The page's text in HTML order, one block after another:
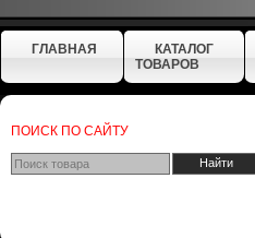
ГЛАВНАЯ
КАТАЛОГ
ТОВАРОВ
ПОИСК ПО САЙТУ